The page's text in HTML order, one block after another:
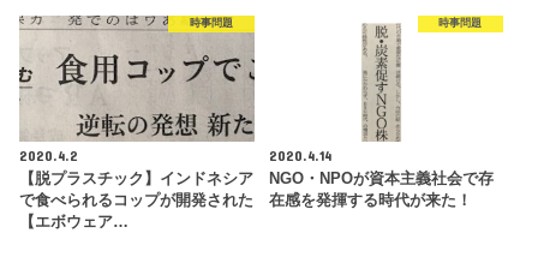
時事問題
2020.4.2
【脱プラスチック】インドネシア
で食べられるコップが開発された
【エボウェア…
時事問題
2020.4.14
NGO・NPOが資本主義社会で存
在感を発揮する時代が来た！